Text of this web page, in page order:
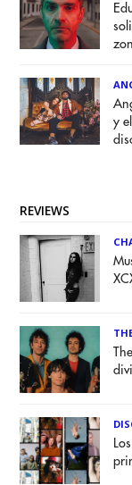
y
REVIEWS